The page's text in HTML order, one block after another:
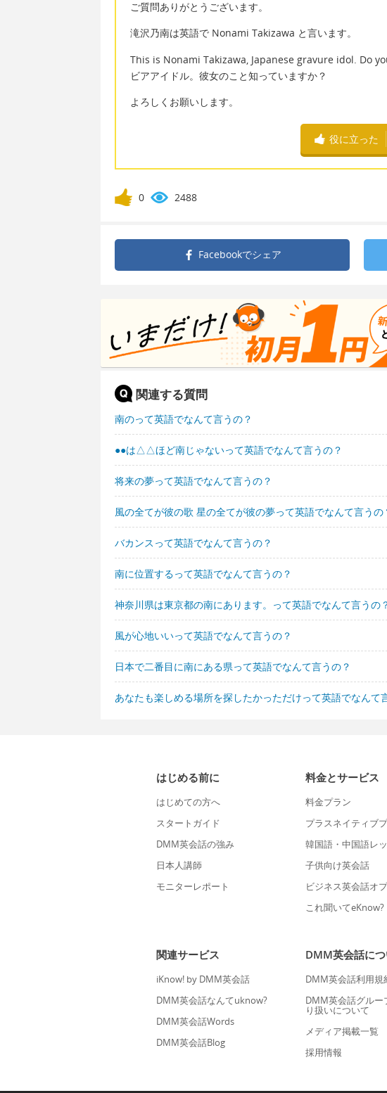
ご質問ありがとうございます。
滝沢乃南は英語で Nonami Takizawa と言います。
This is Nonami Takizawa, Japanese gravure idol. Do
ビアアイドル。彼女のこと知っていますか？
よろしくお願いします。
役に立った
0 2488
Facebookでシェア
関連する質問
南のって英語でなんて言うの？
●●は△△ほど南じゃないって英語でなんて言うの？
将来の夢って英語でなんて言うの？
風の全てが彼の歌 星の全てが彼の夢って英語でなんて言うの
バカンスって英語でなんて言うの？
南に位置するって英語でなんて言うの？
神奈川県は東京都の南にあります。って英語でなんて言うの
風が心地いいって英語でなんて言うの？
日本で二番目に南にある県って英語でなんて言うの？
あなたも楽しめる場所を探したかっただけって英語でなんて
はじめる前に
はじめての方へ
スタートガイド
DMM英会話の強み
日本人講師
モニターレポート
料金とサービス
料金プラン
プラスネイティブ
韓国語・中国語レ
子供向け英会話
ビジネス英会話オ
これ聞いてeKnow?
関連サービス
iKnow! by DMM英会話
DMM英会話なんてuknow?
DMM英会話Words
DMM英会話Blog
DMM英会話に
DMM英会話利用規
DMM英会話グルー
り扱いについて
メディア掲載一覧
採用情報